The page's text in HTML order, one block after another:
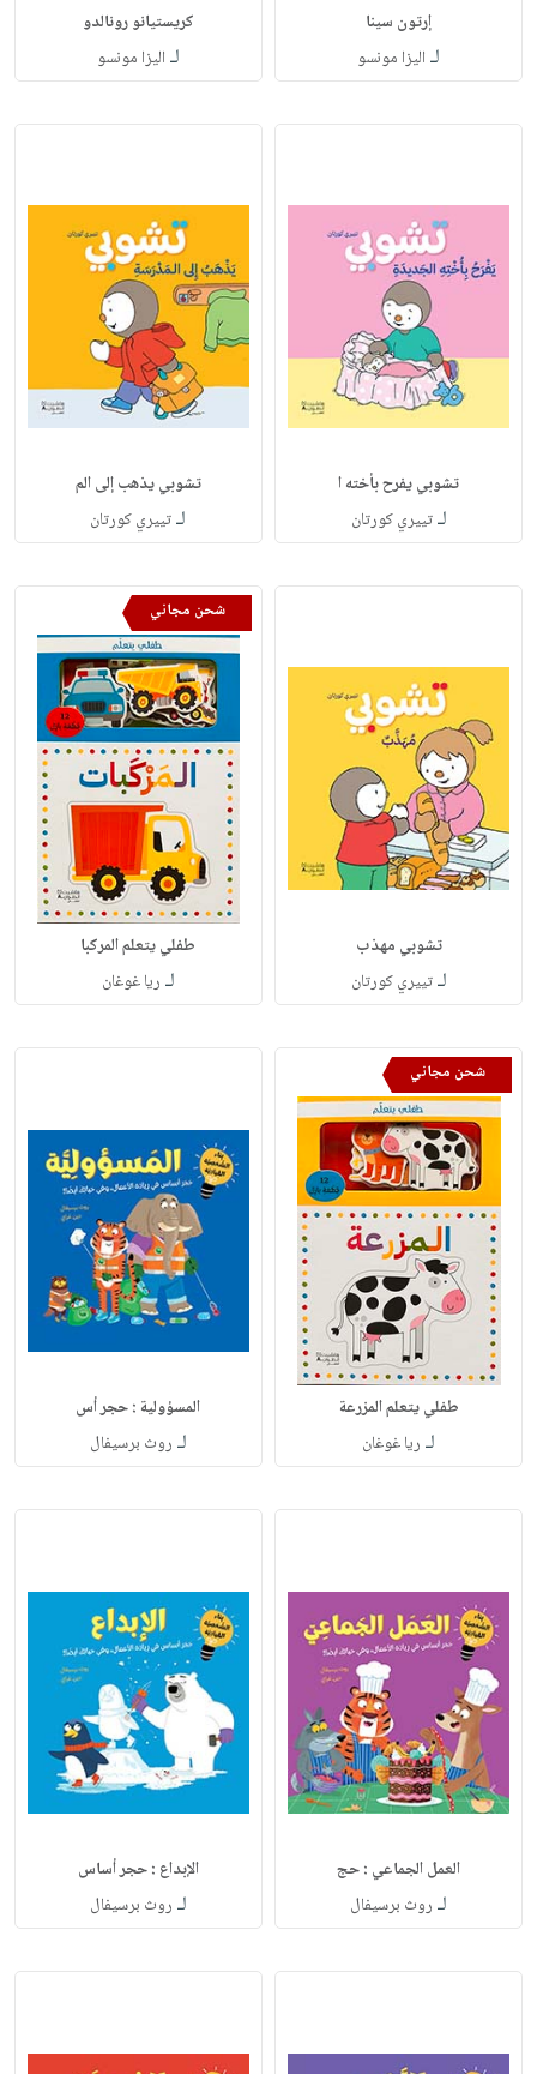
إرتون سينا
لـ اليزا مونسو
كريستيانو رونالدو
لـ اليزا مونسو
تشوبي يفرح بأخته ا
لـتييري كورتان
تشوبي يذهب إلى الم
لـتييري كورتان
تشوبي مهذب
لـتييري كورتان
شحن مجاني
طفلي يتعلم المركبا
لـ ريا غوغان
شحن مجاني
طفلي يتعلم المزرعة
لـ ريا غوغان
المسؤولية : حجر أس
لـ روث برسيفال
العمل الجماعي : حج
لـ روث برسيفال
الإبداع : حجر أساس
لـ روث برسيفال